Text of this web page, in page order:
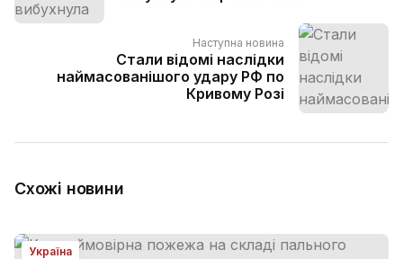
Наступна новина
Стали відомі наслідки
наймасованішого удару РФ по
Кривому Розі
Схожі новини
Україна